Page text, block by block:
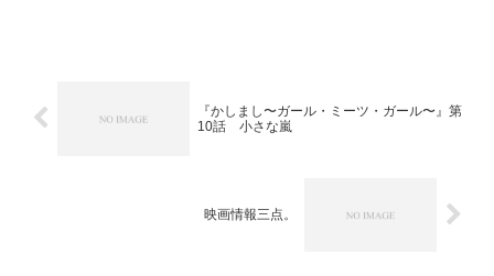
『かしまし〜ガール・ミーツ・ガール〜』第
10話 小さな嵐
映画情報三点。